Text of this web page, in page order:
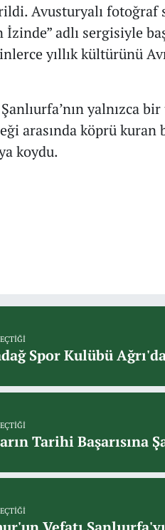
Avusturyalı fotoğraf
İzinde” adlı sergisiyle
yıllık kültürünü
yalnızca
arasında köprü kuran
koydu.
Spor Kulübü
Tarihi Başarısına